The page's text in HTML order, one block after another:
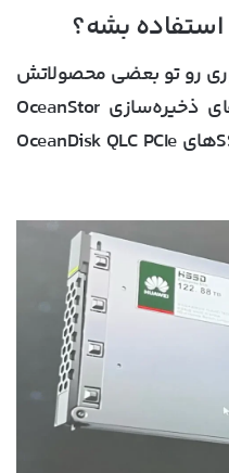
رو تو بعضی محصولاتش
استفاده کرده؛ مثل سیستم‌های ذخیره‌سازی OceanStor
Pacific 9926 AFA که همراه SSDهای OceanDisk QLC PCIe